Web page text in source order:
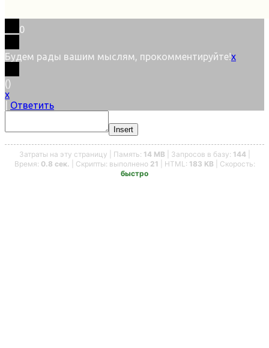
0
Будем рады вашим мыслям, прокомментируйте!x
()
x
Ответить
Insert
Затраты на эту страницу | Память: 14 MB | Запросов в базу: 144|
Время: 0.8 сек. | Скрипты: выполнено 21 | HTML: 183 KB | Скорость:
быстро